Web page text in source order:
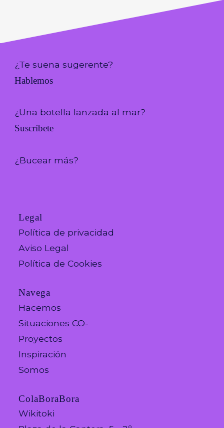
¿Te suena sugerente?
Hablemos
¿Una botella lanzada al mar?
Suscríbete
¿Bucear más?
Legal
Política de privacidad
Aviso Legal
Política de Cookies
Navega
Hacemos
Situaciones CO-
Proyectos
Inspiración
Somos
ColaBoraBora
Wikitoki